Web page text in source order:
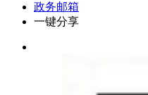
政务邮箱
一键分享